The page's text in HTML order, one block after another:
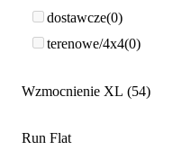
dostawcze 0
terenowe/4x4 0
Wzmocnienie XL 54
Run Flat